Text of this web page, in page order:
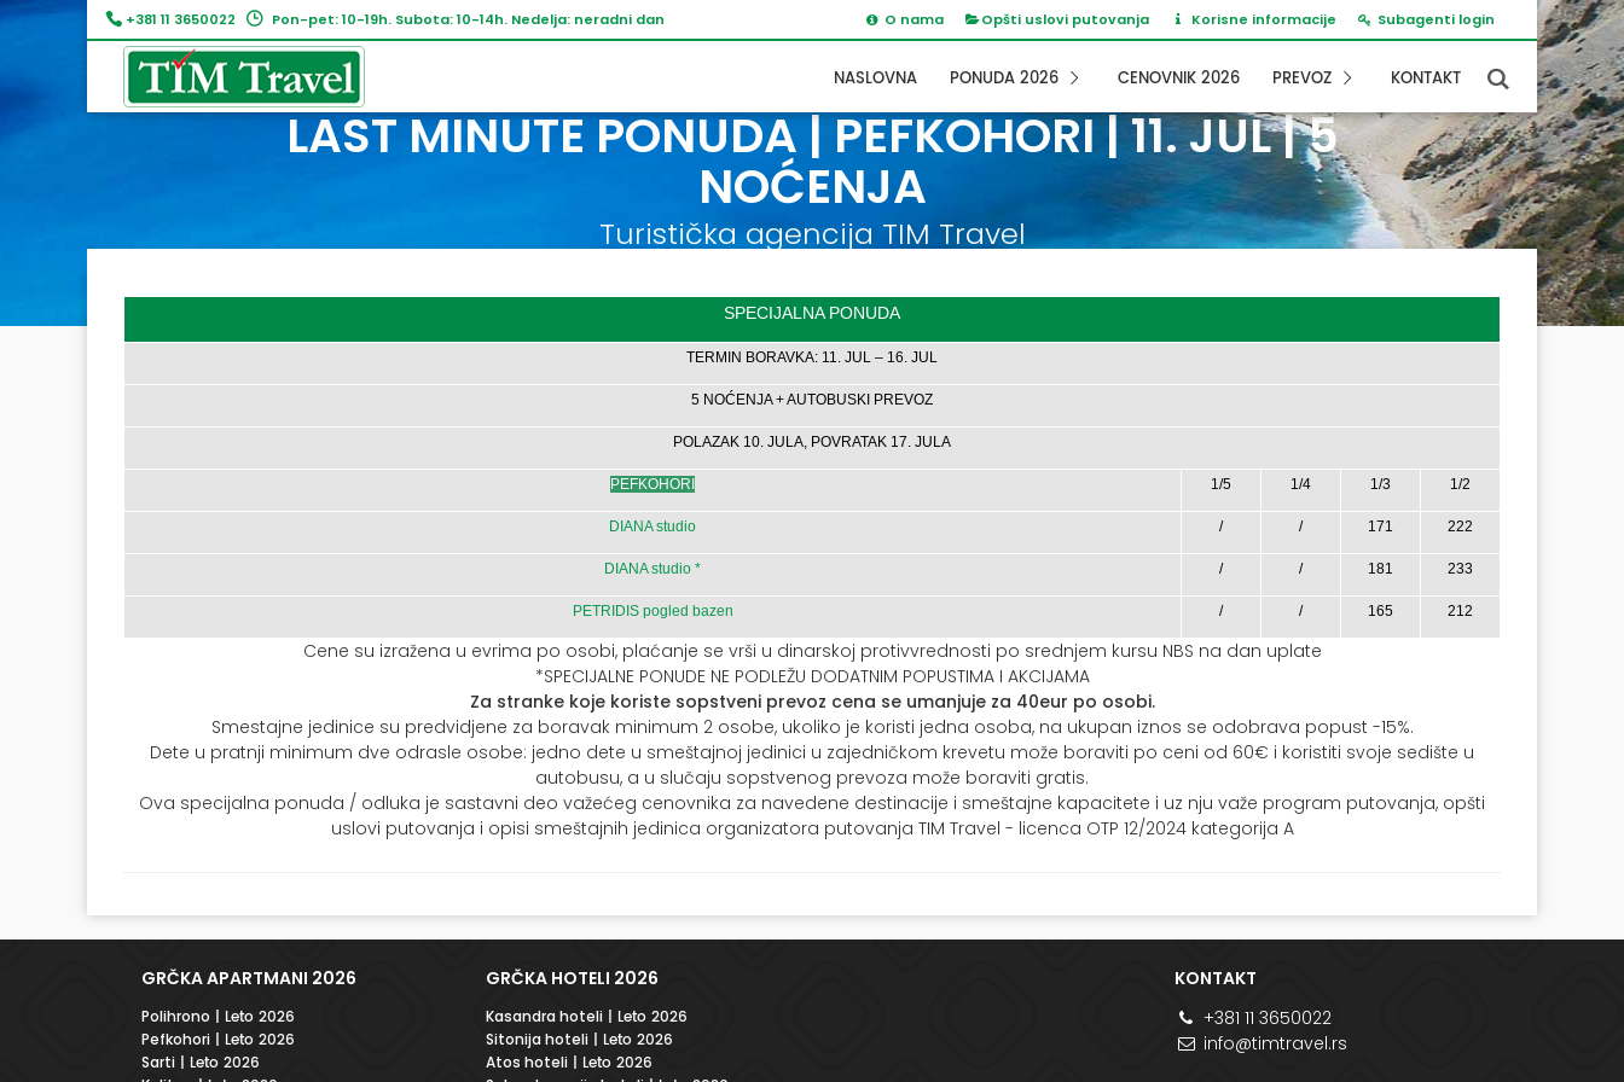
+381 11 3650022 Pon-pet: 10-19h. Subota: 10-14h. Nedelja: neradni dan O nama Opšti uslovi putovanja Korisne informacije Subagenti login
NASLOVNA PONUDA 2026 CENOVNIK 2026 PREVOZ KONTAKT
LAST MINUTE PONUDA | PEFKOHORI | 11. JUL | 5
NOĆENJA
Turistička agencija TIM Travel
SPECIJALNA PONUDA
TERMIN BORAVKA: 11. JUL – 16. JUL
5 NOĆENJA + AUTOBUSKI PREVOZ
POLAZAK 10. JULA, POVRATAK 17. JULA
PEFKOHORI 1/5 1/4 1/3 1/2
DIANA studio / / 171 222
DIANA studio * / / 181 233
PETRIDIS pogled bazen / / 165 212
Cene su izražena u evrima po osobi, plaćanje se vrši u dinarskoj protivvrednosti po srednjem kursu NBS na dan uplate
*SPECIJALNE PONUDE NE PODLEŽU DODATNIM POPUSTIMA I AKCIJAMA
Za stranke koje koriste sopstveni prevoz cena se umanjuje za 40eur po osobi.
Smestajne jedinice su predvidjene za boravak minimum 2 osobe, ukoliko je koristi jedna osoba, na ukupan iznos se odobrava popust -15%.
Dete u pratnji minimum dve odrasle osobe: jedno dete u smeštajnoj jedinici u zajedničkom krevetu može boraviti po ceni od 60€ i koristiti svoje sedište u
autobusu, a u slučaju sopstvenog prevoza može boraviti gratis.
Ova specijalna ponuda / odluka je sastavni deo važećeg cenovnika za navedene destinacije i smeštajne kapacitete i uz nju važe program putovanja, opšti
uslovi putovanja i opisi smeštajnih jedinica organizatora putovanja TIM Travel - licenca OTP 12/2024 kategorija A
GRČKA APARTMANI 2026
Polihrono | Leto 2026
Pefkohori | Leto 2026
Sarti | Leto 2026
GRČKA HOTELI 2026
Kasandra hoteli | Leto 2026
Sitonija hoteli | Leto 2026
Atos hoteli | Leto 2026
KONTAKT
+381 11 3650022
info@timtravel.rs